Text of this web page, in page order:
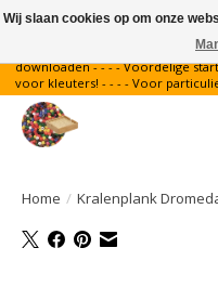
Gratis verzending binnen
downloaden - - - - Voordelige
voor kleuters! - - - - Voor
Home / Kralenplank
Wij slaan cookies op om onze